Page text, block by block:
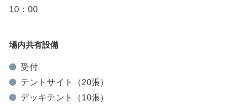
10：00
場内共有設備
受付
テントサイト（20張）
デッキテント（10張）